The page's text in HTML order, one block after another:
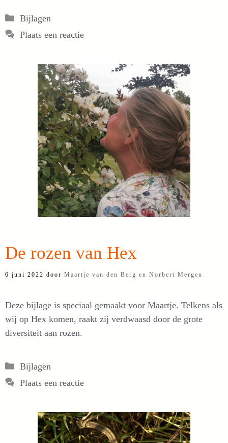
Categorieën
Bijlagen
Plaats een reactie
De rozen van Hex
6 juni 2022 door Maartje van den Berg en Norbert Mergen
Deze bijlage is speciaal gemaakt voor Maartje. Telkens als
wij op Hex komen, raakt zij verdwaasd door de grote
diversiteit aan rozen.
Categorieën
Bijlagen
Plaats een reactie